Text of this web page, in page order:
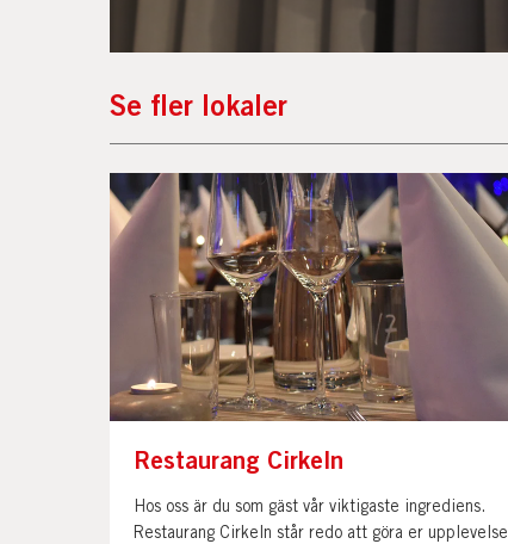
Se fler lokaler
Restaurang Cirkeln
Hos oss är du som gäst vår viktigaste ingrediens.
Restaurang Cirkeln står redo att göra er upplevelse